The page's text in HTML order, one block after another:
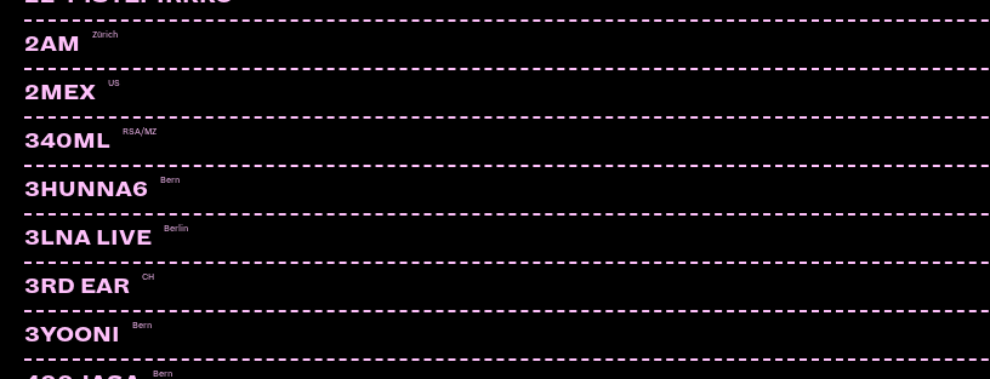
DIBBASEY
2AM Zürich
2MEX US
340ML RSA/MZ
3HUNNA6 Bern
3LNA LIVE Berlin
3RD EAR CH
3YOONI Bern
Bern